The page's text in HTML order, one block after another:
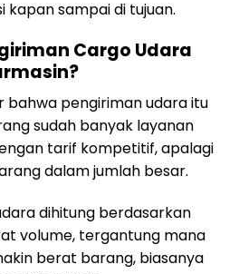
kapan sampai di tujuan.
Cargo Udara
bahwa pengiriman udara itu
sudah banyak layanan
tarif kompetitif, apalagi
dalam jumlah besar.
dihitung berdasarkan
volume, tergantung mana
berat barang, biasanya